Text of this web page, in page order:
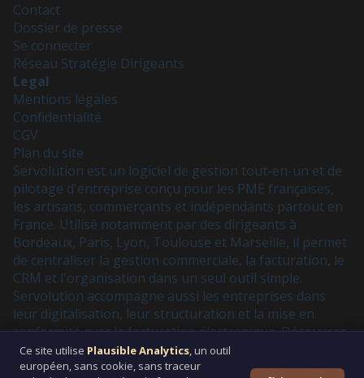
Contact
Dossier de presse
Se connecter
Réseau Stratégie Dirigeants
Legal
Mentions légales
Confidentialité
CGV
Plan du site
Servolution est un logiciel de gestion tout-en-un et de
pilotage d'entreprise conçu pour les PME françaises,
les artisans, commerçants et indépendants partout en
France. Utilisé notamment par des dirigeants à
Bordeaux, Paris, Lyon, Toulouse et Marseille, il permet
de centraliser la gestion commerciale, la facturation, le
CRM et l'organisation dans un seul outil simple.
Servolution accompagne aussi les entreprises dans
leur digitalisation, leur structuration et la mise en
conformité avec lafacturation électronique. Découvrez
nospartenaireset prenezrendez-vous
démonstration.
Ce site utilise Plausible Analytics, un outil
européen, sans cookie, sans traceur